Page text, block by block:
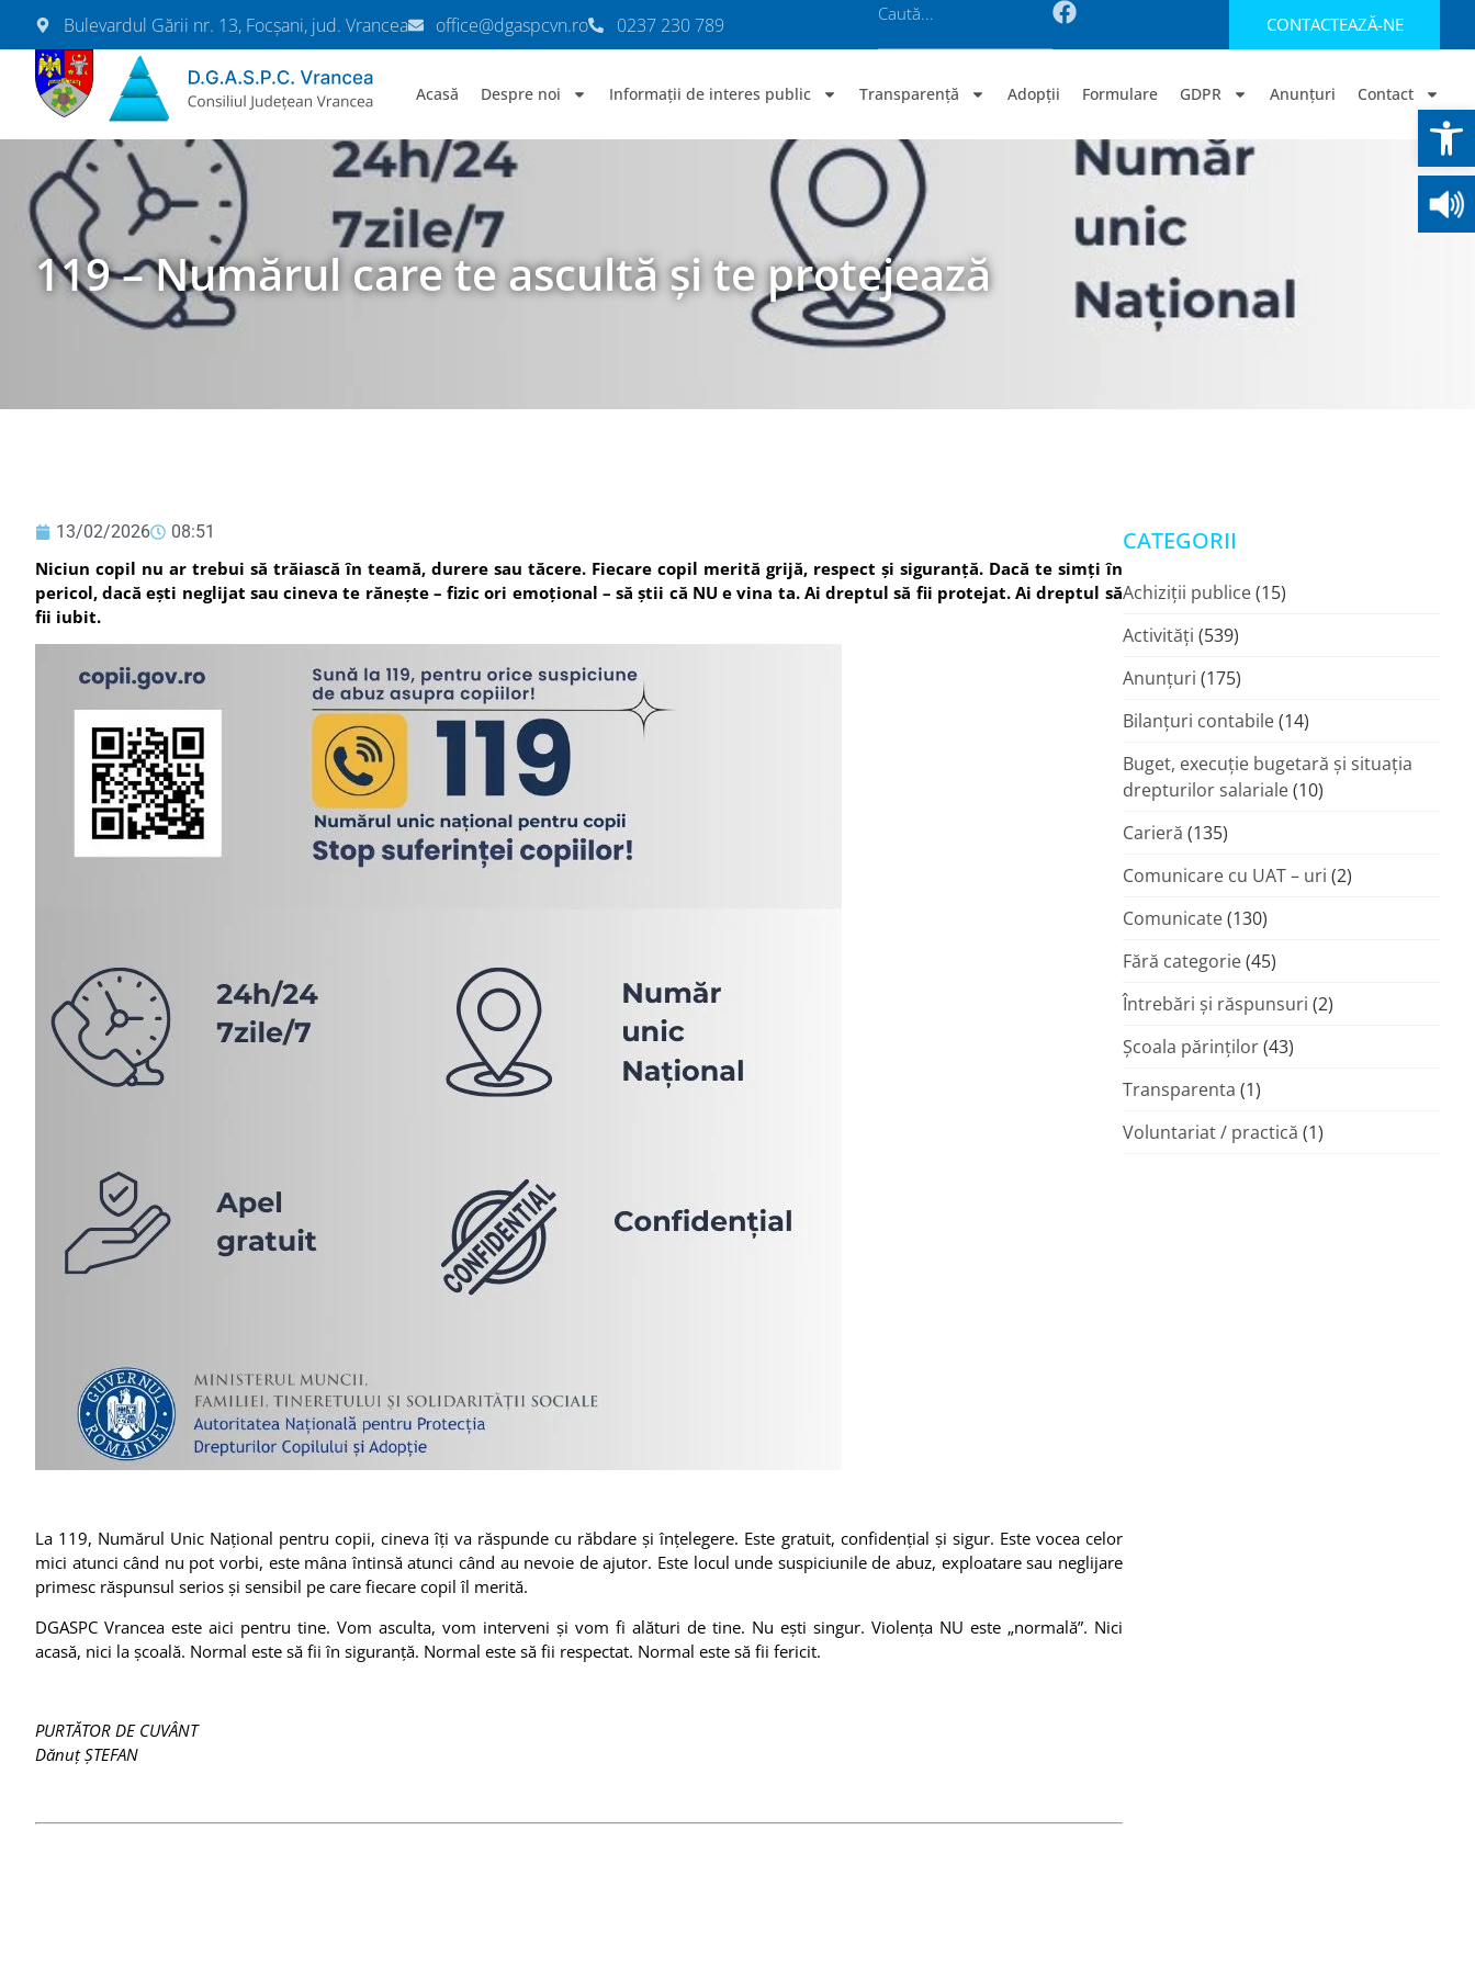
Bulevardul Gării nr. 13, Focșani, jud. Vrancea office@dgaspcvn.ro 0237 230 789 CONTACTEAZĂ-NE
Acasă Despre noi Informații de interes public Transparență Adopții Formulare GDPR Anunțuri Contact
119 – Numărul care te ascultă și te protejează
13/02/2026 08:51
Niciun copil nu ar trebui să trăiască în teamă, durere sau tăcere. Fiecare copil merită grijă, respect și siguranță. Dacă te simți în
pericol, dacă ești neglijat sau cineva te rănește – fizic ori emoțional – să știi că NU e vina ta. Ai dreptul să fii protejat. Ai dreptul să
fii iubit.
La 119, Numărul Unic Național pentru copii, cineva îți va răspunde cu răbdare și înțelegere. Este gratuit, confidențial și sigur. Este vocea celor
mici atunci când nu pot vorbi, este mâna întinsă atunci când au nevoie de ajutor. Este locul unde suspiciunile de abuz, exploatare sau neglijare
primesc răspunsul serios și sensibil pe care fiecare copil îl merită.
DGASPC Vrancea este aici pentru tine. Vom asculta, vom interveni și vom fi alături de tine. Nu ești singur. Violența NU este „normală”. Nici
acasă, nici la școală. Normal este să fii în siguranță. Normal este să fii respectat. Normal este să fii fericit.
PURTĂTOR DE CUVÂNT
Dănuț ȘTEFAN
CATEGORII
Achiziții publice(15)
Activități (539)
Anunțuri (175)
Bilanțuri contabile(14)
Buget, execuție bugetară și situația
drepturilor salariale(10)
Carieră (135)
Comunicare cu UAT – uri (2)
Comunicate(130)
Fără categorie(45)
Întrebări și răspunsuri (2)
Şcoala părinţilor(43)
Transparenta (1)
Voluntariat / practică (1)